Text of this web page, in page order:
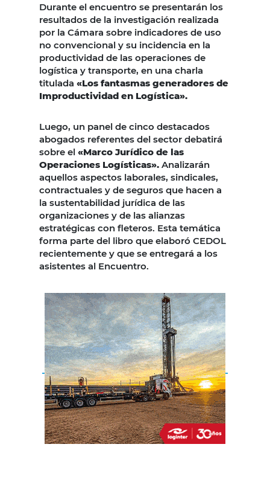
Durante el encuentro se presentarán los
resultados de la investigación realizada
por la Cámara sobre indicadores de uso
no convencional y su incidencia en la
productividad de las operaciones de
logística y transporte, en una charla
titulada «Los fantasmas generadores de
Improductividad en Logística».
Luego, un panel de cinco destacados
abogados referentes del sector debatirá
sobre el «Marco Jurídico de las
Operaciones Logísticas». Analizarán
aquellos aspectos laborales, sindicales,
contractuales y de seguros que hacen a
la sustentabilidad jurídica de las
organizaciones y de las alianzas
estratégicas con fleteros. Esta temática
forma parte del libro que elaboró CEDOL
recientemente y que se entregará a los
asistentes al Encuentro.